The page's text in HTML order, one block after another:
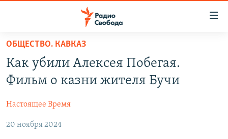
упрощенного
доступа
Вернуться
основному
Вернутся
ПРОГРАММЫ
ПОДКАСТЫ
ЦИТАТЫ СВОБОДЫ
МНЕНИЯ
ОБЩЕСТВО. КАВКАЗ
Как убили Алексея Побегая.
Фильм о казни жителя Бучи
Настоящее Время
20 ноября 2024